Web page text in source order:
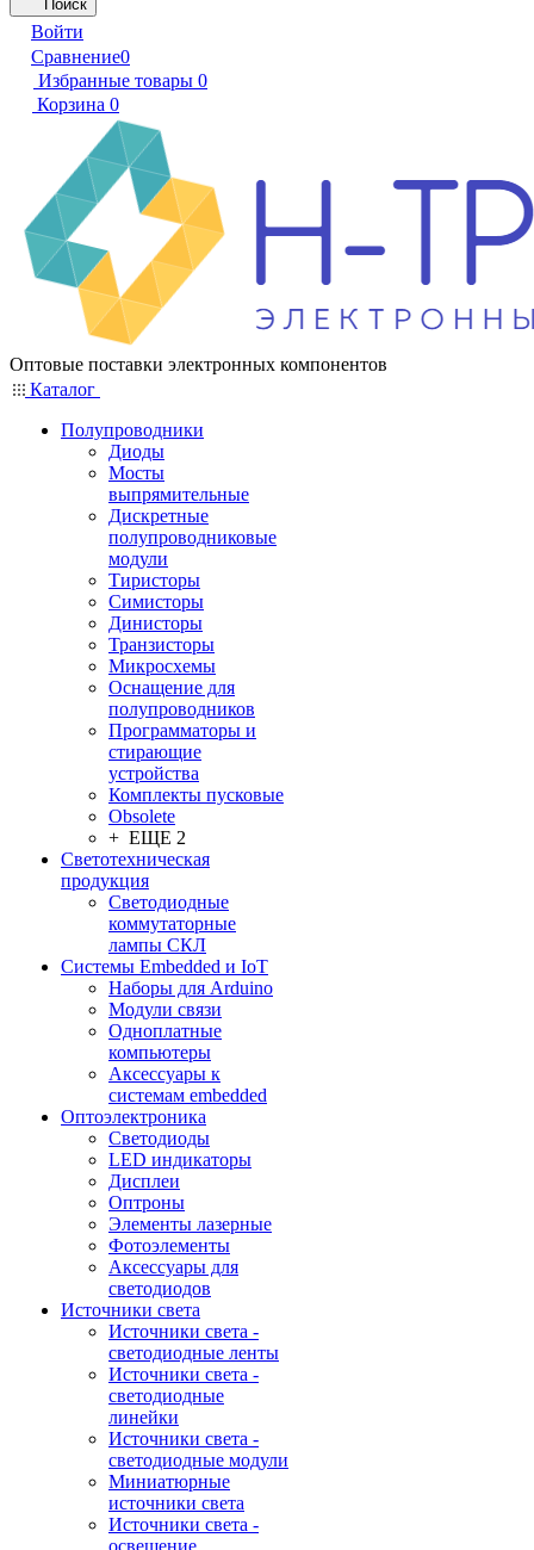
Поиск
Войти
Сравнение0
Избранные товары 0
Корзина 0
Оптовые поставки электронных компонентов
Каталог
Полупроводники
Диоды
Мосты
выпрямительные
Дискретные
полупроводниковые
модули
Тиристоры
Симисторы
Динисторы
Транзисторы
Микросхемы
Оснащение для
полупроводников
Программаторы и
стирающие
устройства
Комплекты пусковые
Obsolete
+ ЕЩЕ 2
Светотехническая
продукция
Светодиодные
коммутаторные
лампы СКЛ
Системы Embedded и IoT
Наборы для Arduino
Модули связи
Одноплатные
компьютеры
Аксессуары к
системам embedded
Oптоэлектроника
Светодиоды
LED индикаторы
Дисплеи
Оптроны
Элементы лазерные
Фотоэлементы
Аксессуары для
светодиодов
Источники света
Источники света -
светодиодные ленты
Источники света -
светодиодные
линейки
Источники света -
светодиодные модули
Миниатюрные
источники света
Источники света -
освещение